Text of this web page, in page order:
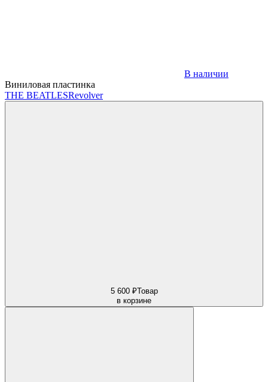
В наличии
Виниловая пластинка
THE BEATLESRevolver
5 600 ₽Товар
в корзине